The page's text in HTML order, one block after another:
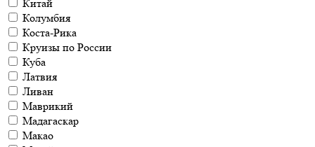
Китай
Колумбия
Коста-Рика
Круизы по России
Куба
Латвия
Ливан
Маврикий
Мадагаскар
Макао